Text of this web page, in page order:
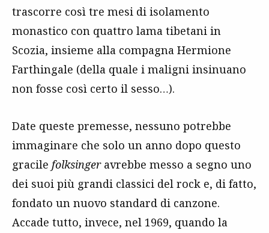
trascorre così tre mesi di isolamento
monastico con quattro lama tibetani in
Scozia, insieme alla compagna Hermione
Farthingale (della quale i maligni insinuano
non fosse così certo il sesso…).
Date queste premesse, nessuno potrebbe
immaginare che solo un anno dopo questo
gracile folksingeravrebbe messo a segno uno
dei suoi più grandi classici del rock e, di fatto,
fondato un nuovo standard di canzone.
Accade tutto, invece, nel 1969, quando la